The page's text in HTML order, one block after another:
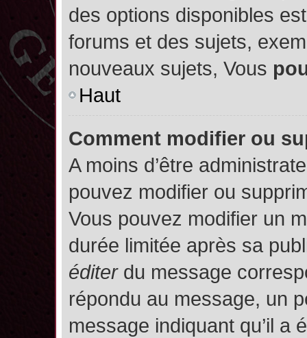
des options disponibles
forums et des sujets,
nouveaux sujets, Vous
Haut
Comment modifier ou
A moins d’être
pouvez modifier ou
Vous pouvez modifier un
durée limitée après sa
éditerdu message
répondu au message, un
message indiquant qu’il a